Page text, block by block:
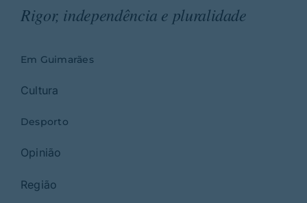
Rigor, independência e pluralidade
Em Guimarães
Cultura
Desporto
Opinião
Região